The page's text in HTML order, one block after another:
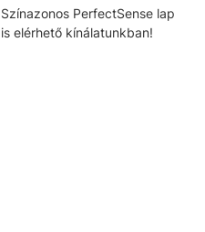
Színazonos PerfectSense lap
is elérhető kínálatunkban!